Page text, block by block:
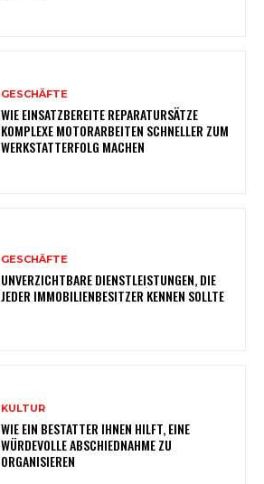
GESCHÄFTE
WIE EINSATZBEREITE REPARATURSÄTZE
KOMPLEXE MOTORARBEITEN SCHNELLER ZUM
WERKSTATTERFOLG MACHEN
GESCHÄFTE
UNVERZICHTBARE DIENSTLEISTUNGEN, DIE
JEDER IMMOBILIENBESITZER KENNEN SOLLTE
KULTUR
WIE EIN BESTATTER IHNEN HILFT, EINE
WÜRDEVOLLE ABSCHIEDNAHME ZU
ORGANISIEREN